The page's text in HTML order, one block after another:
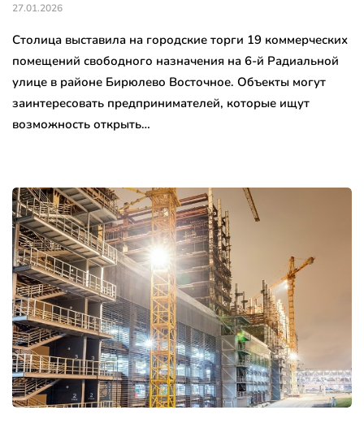
27.01.2026
Столица выставила на городские торги 19 коммерческих
помещений свободного назначения на 6-й Радиальной
улице в районе Бирюлево Восточное. Объекты могут
заинтересовать предпринимателей, которые ищут
возможность открыть…